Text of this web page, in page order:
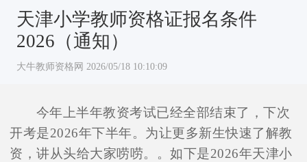
天津小学教师资格证报名条件
2026（通知）
大牛教师资格网 2026/05/18 10:10:09
今年上半年教资考试已经全部结束了，下次
开考是2026年下半年。为让更多新生快速了解教
资，讲从头给大家唠唠。。如下是2026年天津小